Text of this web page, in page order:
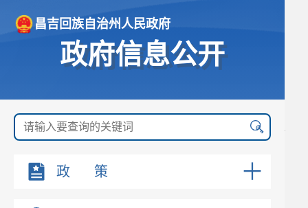
昌吉回族自治州人民政府
政府信息公开
政 策